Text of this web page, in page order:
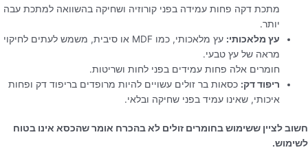
מתכת דקה פחות עמידה בפני קורוזיה ושחיקה בהשוואה למתכת עבה
יותר.
עץ מלאכותי:
עץ מלאכותי, כמו MDF או סיבית, משמש לעתים לחיקוי
מראה של עץ טבעי.
חומרים אלה פחות עמידים בפני לחות ושריטות.
ריפוד דק: כסאות בר זולים עשויים להיות מרופדים בריפוד דק ופחות
איכותי, שאינו עמיד בפני שחיקה ובלאי.
חשוב לציין ששימוש בחומרים זולים לא בהכרח אומר שהכסא אינו בטוח
לשימוש.